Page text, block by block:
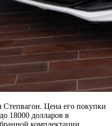
Степвагон. Цена его покупки
18000 долларов в